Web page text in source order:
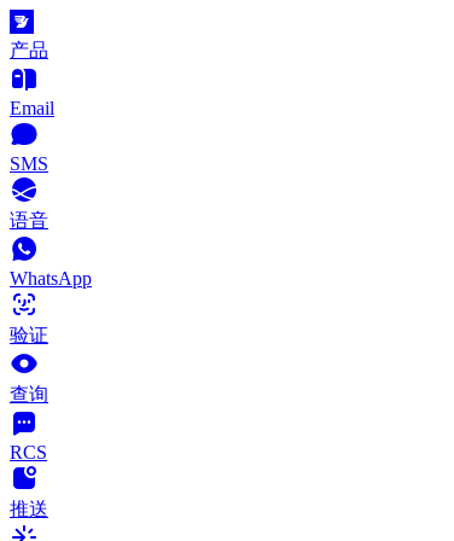
产品
Email
SMS
语音
WhatsApp
验证
查询
RCS
推送